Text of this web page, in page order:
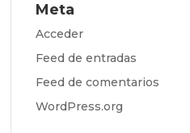
Meta
Acceder
Feed de entradas
Feed de comentarios
WordPress.org